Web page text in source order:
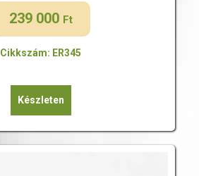
239 000 Ft
Cikkszám: ER345
Készleten